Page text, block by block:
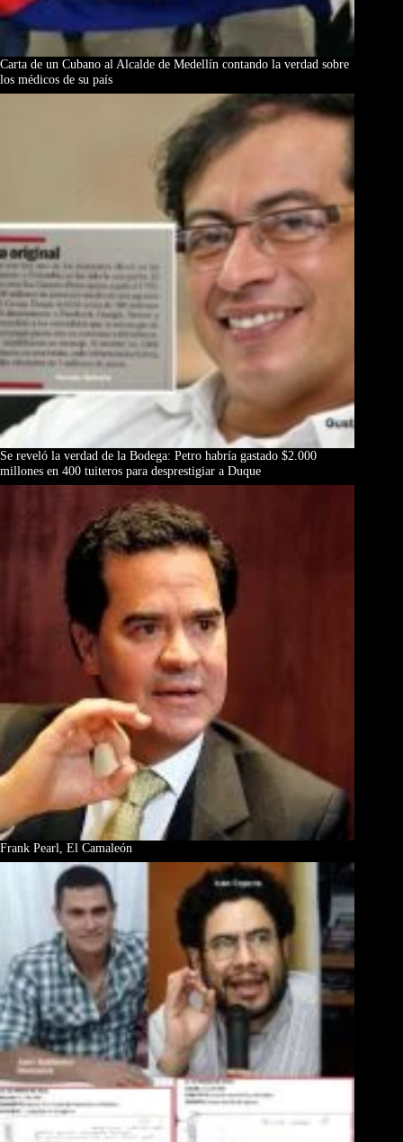
Carta de un Cubano al Alcalde de Medellín contando la verdad sobre
los médicos de su país
Se reveló la verdad de la Bodega: Petro habría gastado $2.000
millones en 400 tuiteros para desprestigiar a Duque
Frank Pearl, El Camaleón